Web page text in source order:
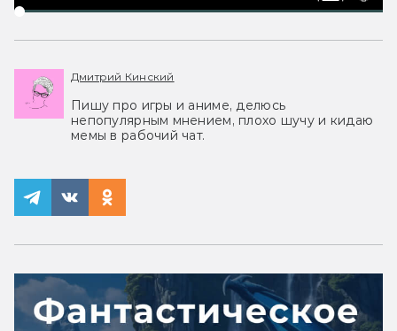
Дмитрий Кинский
Пишу про игры и аниме, делюсь
непопулярным мнением, плохо шучу и кидаю
мемы в рабочий чат.